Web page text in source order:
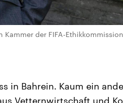
Kammer der FIFA-
in Bahrein. Kaum ein
Vetternwirtschaft und